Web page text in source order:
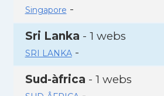
Singapore -
Sri Lanka - 1 webs
SRI LANKA-
Sud-àfrica - 1 webs